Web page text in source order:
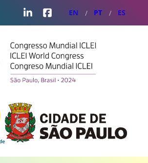
LinkedInFacebook
EN PT ES